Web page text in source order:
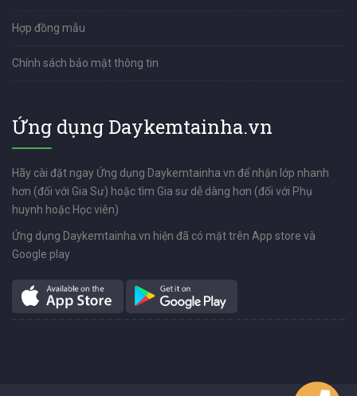
Hợp đồng mẫu
Chính sách bảo mật thông tin
Ứng dụng Daykemtainha.vn
Hãy cài đặt ngay Ứng dụng Daykemtainha.vn để nhận lớp nhanh
hơn (đối với Gia Sư) hoặc tìm Gia sư dễ dàng hơn (đối với Phụ
huynh hoặc Học viên)
Ứng dụng Daykemtainha.vn hiện đã có mặt trên App store và
Google play